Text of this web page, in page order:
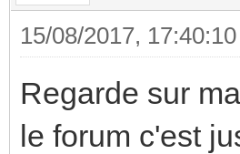
15/08/2017, 17:40:10
Regarde sur
le forum c'est